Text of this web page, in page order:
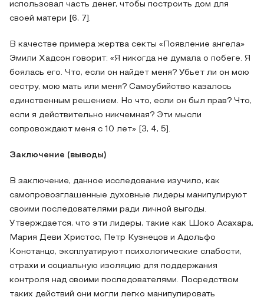
использовал часть денег, чтобы построить дом для
своей матери [6, 7].
В качестве примера жертва секты «Появление ангела»
Эмили Хадсон говорит: «Я никогда не думала о побеге. Я
боялась его. Что, если он найдет меня? Убьет ли он мою
сестру, мою мать или меня? Самоубийство казалось
единственным решением. Но что, если он был прав? Что,
если я действительно никчемная? Эти мысли
сопровождают меня с 10 лет» [3, 4, 5].
Заключение (выводы)
В заключение, данное исследование изучило, как
самопровозглашенные духовные лидеры манипулируют
своими последователями ради личной выгоды.
Утверждается, что эти лидеры, такие как Шоко Асахара,
Мария Деви Христос, Петр Кузнецов и Адольфо
Констанцо, эксплуатируют психологические слабости,
страхи и социальную изоляцию для поддержания
контроля над своими последователями. Посредством
таких действий они могли легко манипулировать